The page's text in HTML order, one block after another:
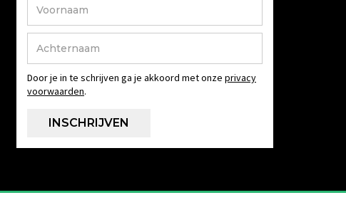
Door je in te schrijven ga je akkoord met onze privacy
voorwaarden.